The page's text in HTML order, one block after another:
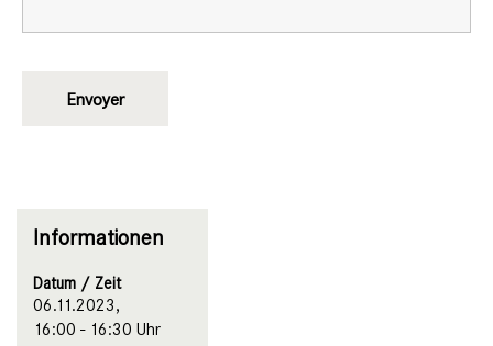
Informationen
Datum / Zeit
06.11.2023,
16:00 - 16:30 Uhr